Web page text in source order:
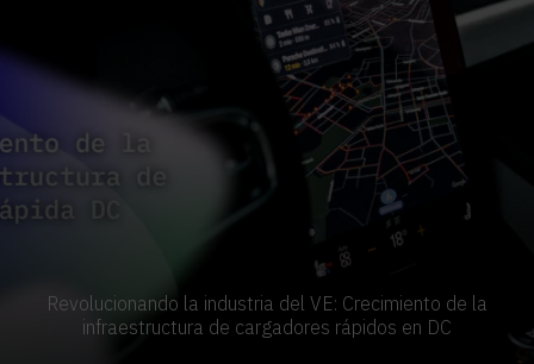
Revolucionando la industria del VE: Crecimiento de la
infraestructura de cargadores rápidos en DC